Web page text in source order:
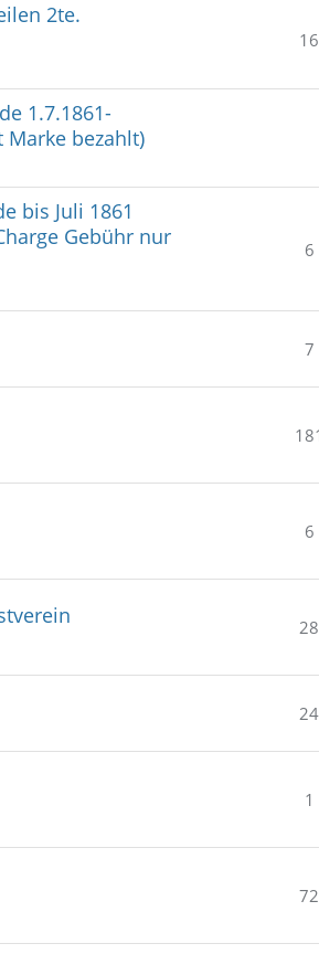
2te.
16
1.7.1861-
Marke bezahlt)
bis Juli 1861
Gebühr nur
6
7
6
28
24
1
72